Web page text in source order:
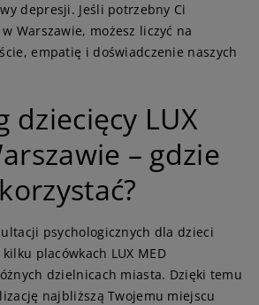
depresji. Jeśli potrzebny Ci
Warszawie, możesz liczyć na
empatię i doświadczenie naszych
dziecięcy LUX
– gdzie
psychologicznych dla dzieci
placówkach LUX MED
dzielnicach miasta. Dzięki temu
najbliższą Twojemu miejscu